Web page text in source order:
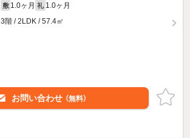
敷 1.0ヶ月 礼 1.0ヶ月
3階 / 2LDK / 57.4㎡
お問い合わせ （無料）